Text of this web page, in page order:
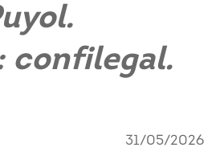
confilegal.
31/05/2026